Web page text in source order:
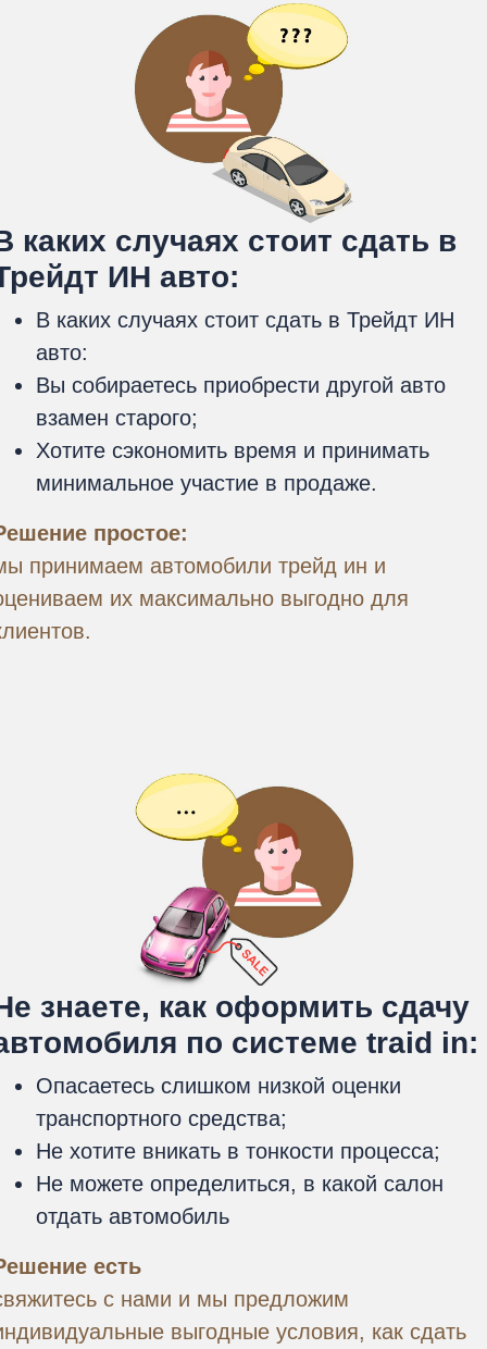
каких случаях стоит сдать в
ИН авто:
В каких случаях стоит сдать в Трейдт ИН
авто:
Вы собираетесь приобрести другой авто
взамен старого;
Хотите сэкономить время и принимать
минимальное участие в продаже.
простое:
принимаем автомобили трейд ин и
их максимально выгодно для
знаете, как оформить сдачу
по системе traid in:
Опасаетесь слишком низкой оценки
транспортного средства;
Не хотите вникать в тонкости процесса;
Не можете определиться, в какой салон
отдать автомобиль
есть
с нами и мы предложим
выгодные условия, как сдать